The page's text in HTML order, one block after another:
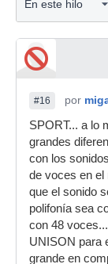
#16 por
SPORT... a lo
grandes
con los
de voces en el
que el sonido
polifonía sea
con 48
UNISON para
grande en